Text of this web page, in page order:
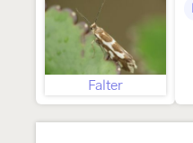
Falter